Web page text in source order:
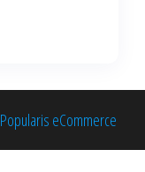
Popularis eCommerce